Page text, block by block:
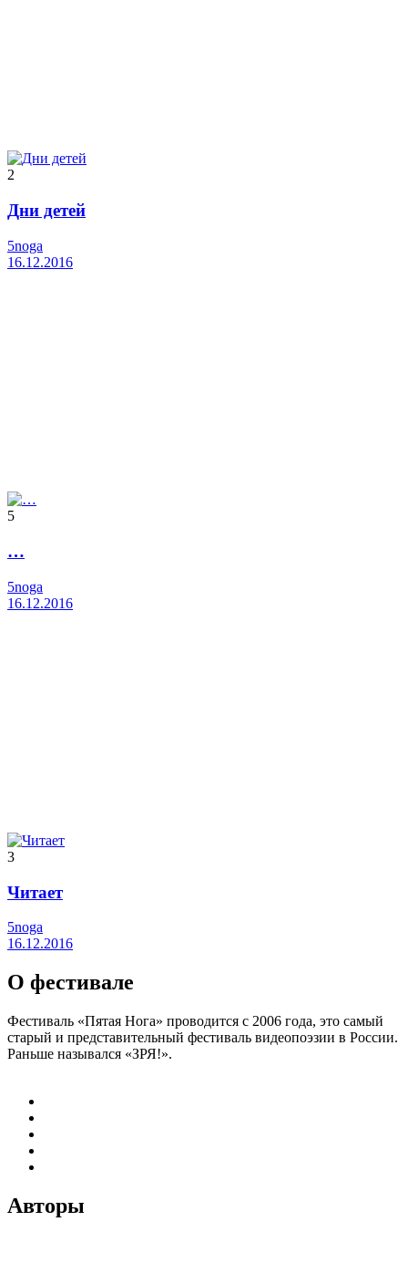
2
Дни детей
5noga
16.12.2016
5
…
5noga
16.12.2016
3
Читает
5noga
16.12.2016
О фестивале
Фестиваль «Пятая Нога» проводится с 2006 года, это самый
старый и представительный фестиваль видеопоэзии в России.
Раньше назывался «ЗРЯ!».
Авторы